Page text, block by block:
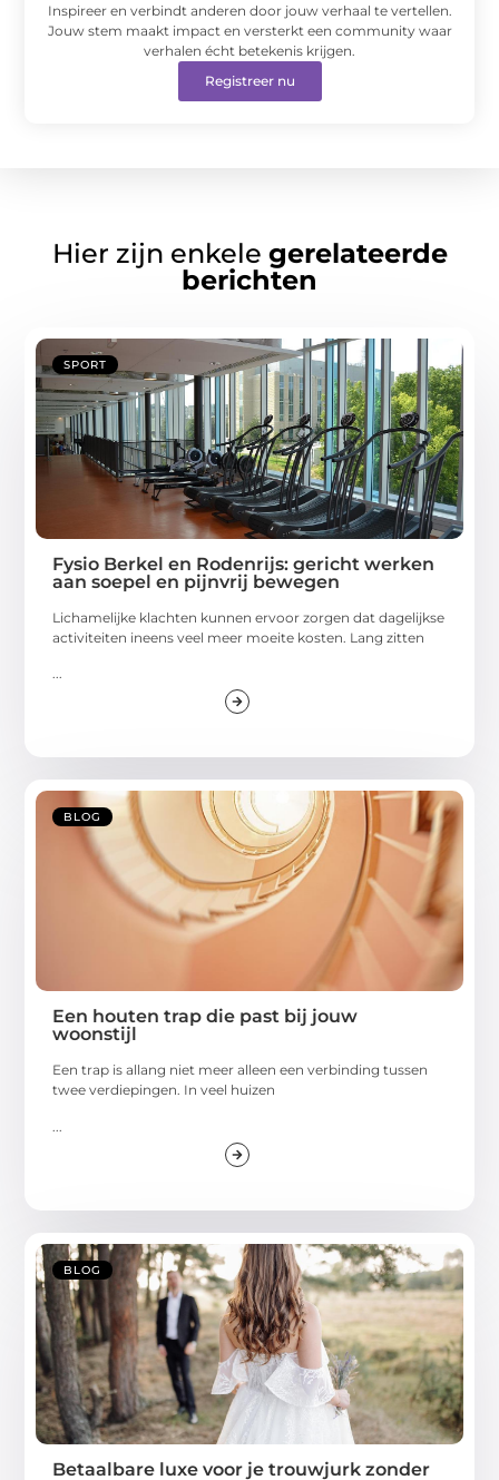
Inspireer en verbindt anderen door jouw verhaal te vertellen.
Jouw stem maakt impact en versterkt een community waar
verhalen écht betekenis krijgen.
Registreer nu
Hier zijn enkele gerelateerde
berichten
SPORT
Fysio Berkel en Rodenrijs: gericht werken
aan soepel en pijnvrij bewegen
Lichamelijke klachten kunnen ervoor zorgen dat dagelijkse
activiteiten ineens veel meer moeite kosten. Lang zitten
...
BLOG
Een houten trap die past bij jouw
woonstijl
Een trap is allang niet meer alleen een verbinding tussen
twee verdiepingen. In veel huizen
BLOG
Betaalbare luxe voor je trouwjurk zonder